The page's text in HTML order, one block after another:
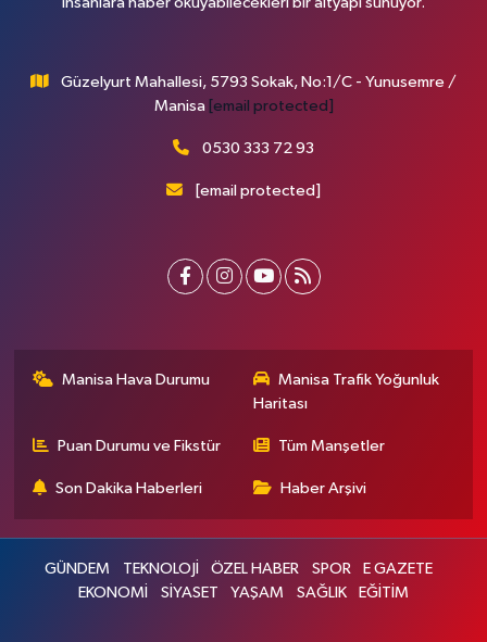
Güzelyurt Mahallesi, 5793 Sokak, No:1/C - Yunusemre /
Manisa [email protected]
0530 333 72 93
[email protected]
Manisa Hava Durumu
Manisa Trafik Yoğunluk
Haritası
Puan Durumu ve Fikstür Tüm Manşetler
Son Dakika Haberleri Haber Arşivi
GÜNDEM TEKNOLOJİ ÖZEL HABER SPOR
E GAZETE
EKONOMİ
SİYASET YAŞAM SAĞLIK EĞİTİM